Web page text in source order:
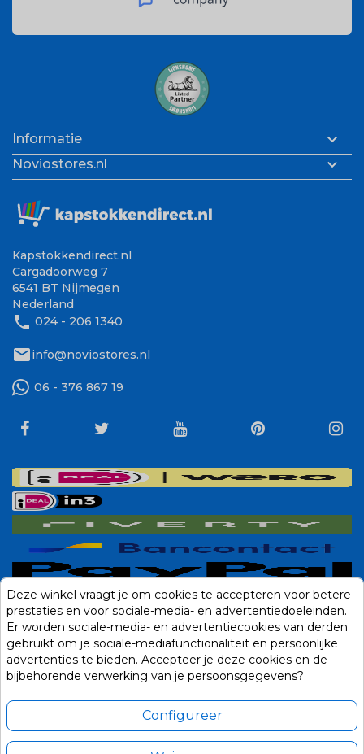
Informatie 
Noviostores.nl 
Kapstokkendirect.nl
Cargadoorweg 7
6541 BT Nijmegen
Nederland
phone 024 - 206 1340
mailinfo@noviostores.nl
06 - 376 867 19
Deze winkel vraagt je om cookies te accepteren voor betere
prestaties en voor sociale-media- en advertentiedoeleinden.
Er worden sociale-media- en advertentiecookies van derden
gebruikt om je sociale-mediafunctionaliteit en persoonlijke
advertenties te bieden. Accepteer je deze cookies en de
bijbehorende verwerking van je persoonsgegevens?
Configureer